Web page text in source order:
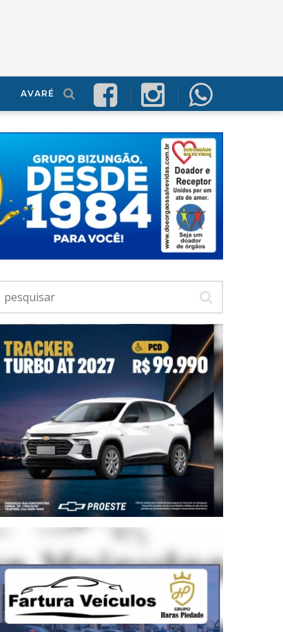
AVARÉ